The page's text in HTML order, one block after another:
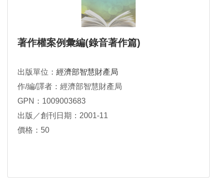
著作權案例彙編(錄音著作篇)
出版單位： 經濟部智慧財產局
作/編/譯者：經濟部智慧財產局
GPN：1009003683
出版／創刊日期：2001-11
價格：50